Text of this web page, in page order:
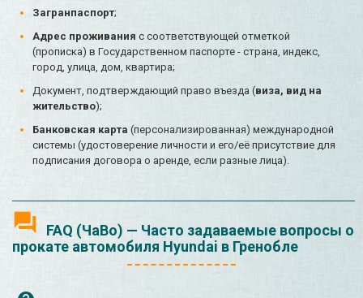
Загранпаспорт;
Адрес проживания с соответствующей отметкой
(прописка) в Государственном паспорте - страна, индекс,
город, улица, дом, квартира;
Документ, подтверждающий право въезда (виза, вид на
жительство);
Банковская карта (персонализированная) международной
системы (удостоверение личности и его/её присутствие для
подписания договора о аренде, если разные лица).
FAQ (ЧаВо) — Часто задаваемые вопросы о
прокате автомобиля Hyundai в Гренобле